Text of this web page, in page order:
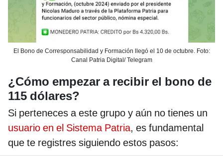
El Bono de Corresponsabilidad y Formación llegó el 10 de octubre. Foto:
Canal Patria Digital/ Telegram
¿Cómo empezar a recibir el bono de
115 dólares?
Si perteneces a este grupo y aún no tienes un
usuario en el Sistema Patria, es fundamental
que te registres siguiendo estos pasos: